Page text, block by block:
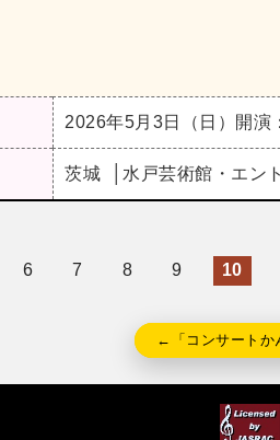
2026年5月3日（日） 開演
茨城 水戸芸術館・エン
6 7 8 9 10
←「コンサートか